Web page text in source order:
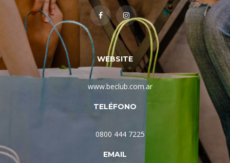
WEBSITE
www.beclub.com.ar
TELÉFONO
0800 444 7225
EMAIL